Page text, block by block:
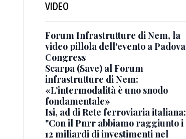
VIDEO
Forum Infrastrutture di Nem, la
video pillola dell'evento a Padova
Congress
Scarpa (Save) al Forum
infrastrutture di Nem:
«L’intermodalità è uno snodo
fondamentale»
Isi, ad di Rete ferroviaria italiana:
"Con il Pnrr abbiamo raggiunto i
12 miliardi di investimenti nel